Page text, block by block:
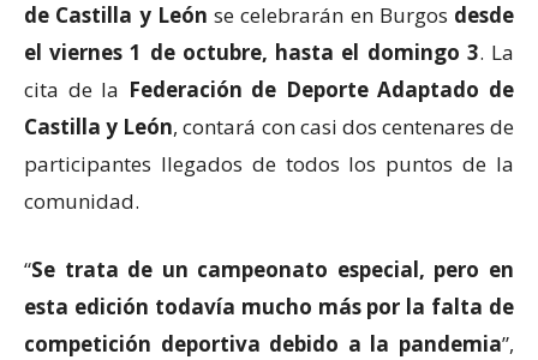
de Castilla y León se celebrarán en Burgos desde
el viernes 1 de octubre, hasta el domingo 3. La
cita de la Federación de Deporte Adaptado de
Castilla y León, contará con casi dos centenares de
participantes llegados de todos los puntos de la
comunidad.
“Se trata de un campeonato especial, pero en
esta edición todavía mucho más por la falta de
competición deportiva debido a la pandemia”,